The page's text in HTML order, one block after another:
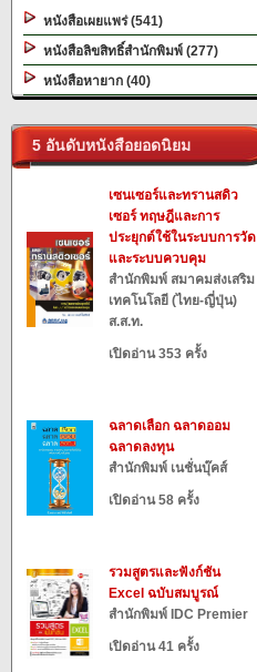
หนังสือเผยแพร่ (541)
หนังสือลิขสิทธิ์สำนักพิมพ์ (277)
หนังสือหายาก (40)
5 อันดับหนังสือยอดนิยม
เซนเซอร์และทรานสดิว
เซอร์ ทฤษฎีและการ
ประยุกต์ใช้ในระบบการวัด
และระบบควบคุม
สำนักพิมพ์ สมาคมส่งเสริม
เทคโนโลยี (ไทย-ญี่ปุ่น)
ส.ส.ท.
เปิดอ่าน 353 ครั้ง
ฉลาดเลือก ฉลาดออม
ฉลาดลงทุน
สำนักพิมพ์ เนชั่นบุ๊คส์
เปิดอ่าน 58 ครั้ง
รวมสูตรและฟังก์ชัน
Excel ฉบับสมบูรณ์
สำนักพิมพ์ IDC Premier
เปิดอ่าน 41 ครั้ง